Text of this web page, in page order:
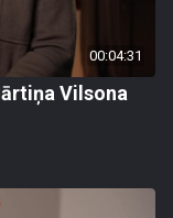
00:04:31
Vilsona